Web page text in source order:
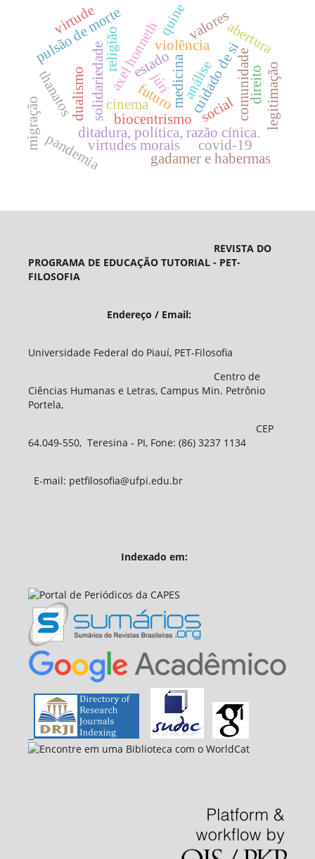
cuidado de si
violência
ditadura, política, razão cínica.
axel honneth
solidariedade estado comunidade
biocentrismo
virtudes morais
religião
medicina
dualismo
pulsão de morte
thanatos
gadamer e habermas
futuro
pandemia covid-19
valoresabertura
análise
social
quine
migração
direito
virtude
júri legitimação
cinema
REVISTA DO
PROGRAMA DE EDUCAÇÃO TUTORIAL - PET-
FILOSOFIA
Endereço / Email:
Universidade Federal do Piauí, PET-Filosofia
Centro de
Ciências Humanas e Letras, Campus Min. Petrônio
Portela,
CEP
64.049-550, Teresina - PI, Fone: (86) 3237 1134
E-mail: petfilosofia@ufpi.edu.br
Indexado em: